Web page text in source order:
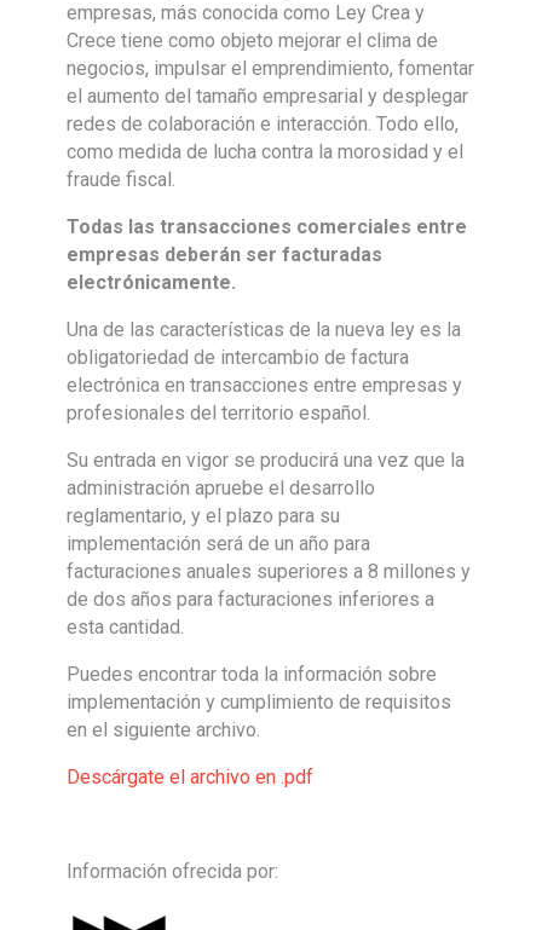
empresas, más conocida como Ley Crea y
Crece tiene como objeto mejorar el clima de
negocios, impulsar el emprendimiento, fomentar
el aumento del tamaño empresarial y desplegar
redes de colaboración e interacción. Todo ello,
como medida de lucha contra la morosidad y el
fraude fiscal.
Todas las transacciones comerciales entre
empresas deberán ser facturadas
electrónicamente.
Una de las características de la nueva ley es la
obligatoriedad de intercambio de factura
electrónica en transacciones entre empresas y
profesionales del territorio español.
Su entrada en vigor se producirá una vez que la
administración apruebe el desarrollo
reglamentario, y el plazo para su
implementación será de un año para
facturaciones anuales superiores a 8 millones y
de dos años para facturaciones inferiores a
esta cantidad.
Puedes encontrar toda la información sobre
implementación y cumplimiento de requisitos
en el siguiente archivo.
Descárgate el archivo en .pdf
Información ofrecida por: